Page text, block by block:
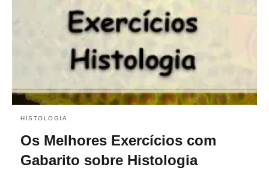
HISTOLOGIA
Os Melhores Exercícios com
Gabarito sobre Histologia